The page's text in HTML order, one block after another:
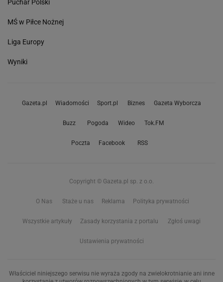
Puchar Polski
MŚ w Piłce Nożnej
Liga Europy
Wyniki
Gazeta.pl Wiadomości Sport.pl Biznes Gazeta Wyborcza
Buzz Pogoda Wideo Tok.FM
Poczta Facebook RSS
Copyright © Gazeta.pl sp. z o.o.
O Nas Staże u nas Reklama Polityka prywatności
Wszystkie artykuły Zasady korzystania z portalu Zgłoś uwagi
Ustawienia prywatności
Właściciel niniejszego serwisu nie wyraża zgody na zwielokrotnianie ani inne